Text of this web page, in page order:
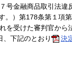
号金融商品取引法違
。）第178条第１項第
を受けた審判官から
下記のとおり
決